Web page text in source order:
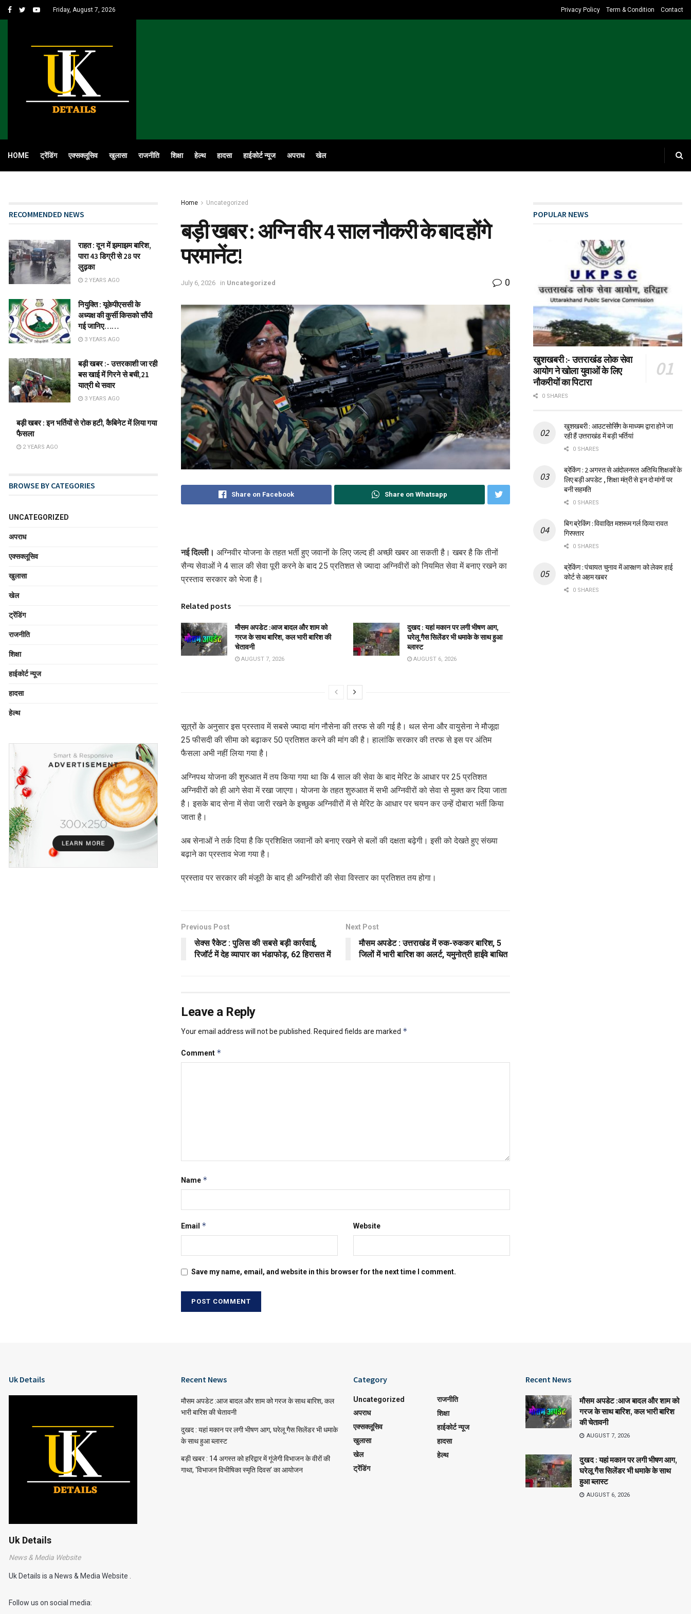
Friday, August 7, 2026 Privacy Policy Term & Condition Contact
HOME ट्रेंडिंग एक्सक्लूसिव खुलासा राजनीति शिक्षा हेल्थ हादसा हाईकोर्ट न्यूज अपराध खेल
Home Uncategorized
बड़ी खबर : अग्नि वीर 4 साल नौकरी के बाद होंगे
परमानेंट!
July 6, 2026 in Uncategorized 0
Share on Facebook Share on Whatsapp
नई दिल्ली। अग्निवीर योजना के तहत भर्ती हुए जवानों के लिए जल्द ही अच्छी खबर आ सकती है। खबर है कि तीनों
सैन्य सेवाओं ने 4 साल की सेवा पूरी करने के बाद 25 प्रतिशत से ज्यादा अग्निवीरों को नियमित सेवा में बनाए रखने का
प्रस्ताव सरकार को भेजा है।
Related posts
मौसम अपडेट :आज बादल और शाम को
गरज के साथ बारिश, कल भारी बारिश की
चेतावनी
AUGUST 7, 2026
दुखद : यहां मकान पर लगी भीषण आग,
घरेलू गैस सिलेंडर भी धमाके के साथ हुआ
ब्लास्ट
AUGUST 6, 2026
सूत्रों के अनुसार इस प्रस्ताव में सबसे ज्यादा मांग नौसेना की तरफ से की गई है। थल सेना और वायुसेना ने मौजूदा
25 फीसदी की सीमा को बढ़ाकर 50 प्रतिशत करने की मांग की है। हालांकि सरकार की तरफ से इस पर अंतिम
फैसला अभी नहीं लिया गया है।
अग्निपथ योजना की शुरुआत में तय किया गया था कि 4 साल की सेवा के बाद मेरिट के आधार पर 25 प्रतिशत
अग्निवीरों को ही आगे सेवा में रखा जाएगा। योजना के तहत शुरुआत में सभी अग्निवीरों को सेवा से मुक्त कर दिया जाता
है। इसके बाद सेना में सेवा जारी रखने के इच्छुक अग्निवीरों में से मेरिट के आधार पर चयन कर उन्हें दोबारा भर्ती किया
जाता है।
अब सेनाओं ने तर्क दिया है कि प्रशिक्षित जवानों को बनाए रखने से बलों की दक्षता बढ़ेगी। इसी को देखते हुए संख्या
बढ़ाने का प्रस्ताव भेजा गया है।
प्रस्ताव पर सरकार की मंजूरी के बाद ही अग्निवीरों की सेवा विस्तार का प्रतिशत तय होगा।
Previous Post
सेक्स रैकेट : पुलिस की सबसे बड़ी कार्रवाई,
रिजॉर्ट में देह व्यापार का भंडाफोड़, 62 हिरासत में
Next Post
मौसम अपडेट : उत्तराखंड में रुक-रुककर बारिश, 5
जिलों में भारी बारिश का अलर्ट, यमुनोत्री हाईवे बाधित
Leave a Reply
Your email address will not be published. Required fields are marked *
Comment *
Name *
Email * Website
Save my name, email, and website in this browser for the next time I comment.
RECOMMENDED NEWS
राहत : दून में झमाझम बारिश,
पारा 43 डिग्री से 28 पर
लुढ़का
2 YEARS AGO
नियुक्ति : यूकेपीएससी के
अध्यक्ष की कुर्सी किसको सौंपी
गई जानिए……
3 YEARS AGO
बड़ी खबर :- उत्तरकाशी जा रही
बस खाई में गिरने से बची,21
यात्री थे सवार
3 YEARS AGO
बड़ी खबर : इन भर्तियों से रोक हटी, कैबिनेट में लिया गया
फैसला
2 YEARS AGO
BROWSE BY CATEGORIES
UNCATEGORIZED
अपराध
एक्सक्लूसिव
खुलासा
खेल
ट्रेंडिंग
राजनीति
शिक्षा
हाईकोर्ट न्यूज
हादसा
हेल्थ
POPULAR NEWS
खुशखबरी :- उत्तराखंड लोक सेवा
आयोग ने खोला युवाओं के लिए
नौकरीयों का पिटारा
0 SHARES
खुशखबरी : आउटसोर्सिंग के माध्यम द्वारा होने जा
रही हैं उत्तराखंड में बड़ी भर्तियां
0 SHARES
ब्रेकिंग : 2 अगस्त से आंदोलनरत अतिथि शिक्षकों के
लिए बड़ी अपडेट , शिक्षा मंत्री से इन दो मांगों पर
बनी सहमति
0 SHARES
बिग ब्रेकिंग : विवादित मशरूम गर्ल दिव्या रावत
गिरफ्तार
0 SHARES
ब्रेकिंग : पंचायत चुनाव में आरक्षण को लेकर हाई
कोर्ट से अहम खबर
0 SHARES
Uk Details
Uk Details
News & Media Website
Uk Details is a News & Media Website .
Follow us on social media:
Recent News
मौसम अपडेट :आज बादल और शाम को गरज के साथ बारिश, कल
भारी बारिश की चेतावनी
दुखद : यहां मकान पर लगी भीषण आग, घरेलू गैस सिलेंडर भी धमाके
के साथ हुआ ब्लास्ट
बड़ी खबर : 14 अगस्त को हरिद्वार में गूंजेगी विभाजन के वीरों की
गाथा, ‘विभाजन विभीषिका स्मृति दिवस’ का आयोजन
Category
Uncategorized
अपराध
एक्सक्लूसिव
खुलासा
खेल
ट्रेंडिंग
राजनीति
शिक्षा
हाईकोर्ट न्यूज
हादसा
हेल्थ
Recent News
मौसम अपडेट :आज बादल और शाम को
गरज के साथ बारिश, कल भारी बारिश
की चेतावनी
AUGUST 7, 2026
दुखद : यहां मकान पर लगी भीषण आग,
घरेलू गैस सिलेंडर भी धमाके के साथ
हुआ ब्लास्ट
AUGUST 6, 2026